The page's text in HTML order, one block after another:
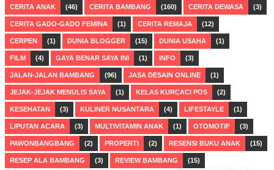
CERITA ANAK (46) CERITA BAMBANG (160) CERITA DEWASA (3)
CERITA GADO-GADO FEMINA (1) CERITA REMAJA (12)
CERPEN (1) DUNIA BLOGGER (15) DUNIA USAHA (1)
FILM (4) GAYA BENAR SAYA INI (1) INFO (3)
JALAN-JALAN BAMBANG (96) JASA DESAIN ONLINE (1)
JEJAK-JEJAK MENULIS SAYA (1) KELAS KURCACI POS (2)
KESEHATAN (3) KULINER NUSANTARA (4) LIFESTAYLE (1)
LIPUTAN ACARA (3) MULTIVITAMIN ANAK (1) OTOMOTIF (3)
PAWONBANGBANG (2) PROPERTI (2) RESENSI BUKU ANAK (15)
RESEP ALA BAMBANG (3) REVIEW BAMBANG (15)